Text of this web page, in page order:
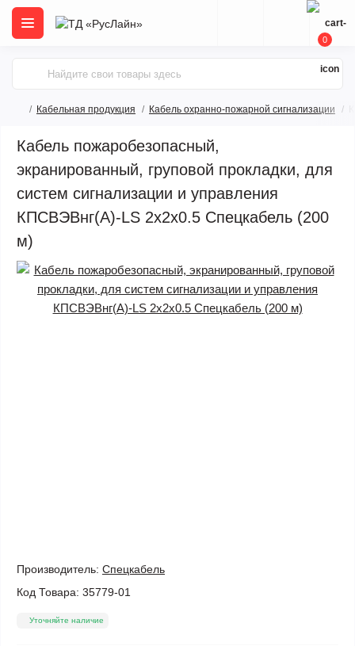
0
Кабельная продукция Кабель охранно-пожарной сигнализации
Кабель пожаробезопасный,
экранированный, груповой прокладки, для
систем сигнализации и управления
КПСВЭВнг(А)-LS 2x2x0.5 Спецкабель (200
м)
Производитель: Спецкабель
Код Товара: 35779-01
Уточняйте наличие